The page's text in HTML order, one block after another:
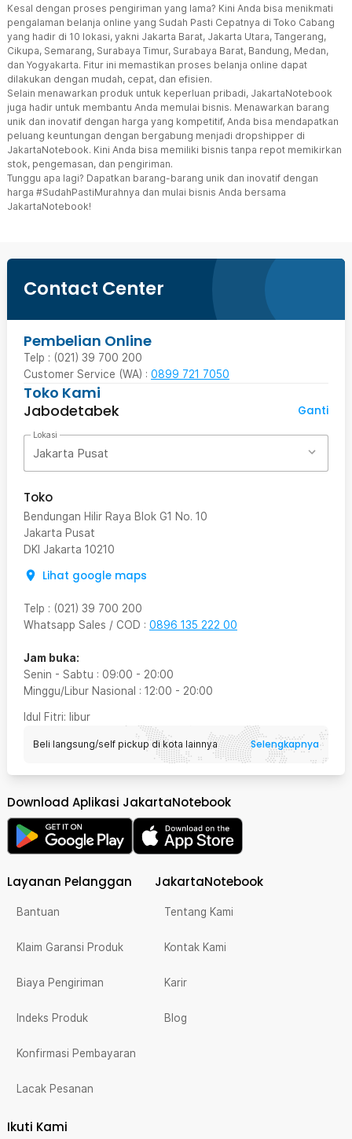
Kesal dengan proses pengiriman yang lama? Kini Anda bisa menikmati
pengalaman belanja online yang Sudah Pasti Cepatnya di Toko Cabang
yang hadir di 10 lokasi, yakni Jakarta Barat, Jakarta Utara, Tangerang,
Cikupa, Semarang, Surabaya Timur, Surabaya Barat, Bandung, Medan,
dan Yogyakarta. Fitur ini memastikan proses belanja online dapat
dilakukan dengan mudah, cepat, dan efisien.
Selain menawarkan produk untuk keperluan pribadi, JakartaNotebook
juga hadir untuk membantu Anda memulai bisnis. Menawarkan barang
unik dan inovatif dengan harga yang kompetitif, Anda bisa mendapatkan
peluang keuntungan dengan bergabung menjadi dropshipper di
JakartaNotebook. Kini Anda bisa memiliki bisnis tanpa repot memikirkan
stok, pengemasan, dan pengiriman.
Tunggu apa lagi? Dapatkan barang-barang unik dan inovatif dengan
harga #SudahPastiMurahnya dan mulai bisnis Anda bersama
JakartaNotebook!
Contact Center
Pembelian Online
Telp : (021) 39 700 200
Customer Service (WA) : 0899 721 7050
Toko Kami
Jabodetabek
Ganti
Lokasi
Jakarta Pusat
Toko
Bendungan Hilir Raya Blok G1 No. 10
Jakarta Pusat
DKI Jakarta 10210
Lihat google maps
Telp : (021) 39 700 200
Whatsapp Sales / COD : 0896 135 222 00
Jam buka:
Senin - Sabtu : 09:00 - 20:00
Minggu/Libur Nasional : 12:00 - 20:00
Idul Fitri: libur
Beli langsung/self pickup di kota lainnya Selengkapnya
Download Aplikasi JakartaNotebook
Layanan Pelanggan
Bantuan
Klaim Garansi Produk
Biaya Pengiriman
Indeks Produk
Konfirmasi Pembayaran
Lacak Pesanan
JakartaNotebook
Tentang Kami
Kontak Kami
Karir
Blog
Ikuti Kami